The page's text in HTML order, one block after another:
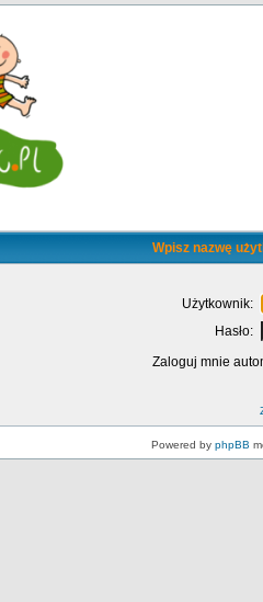
Wpisz nazwę
Użytkownik:
Hasło:
Zaloguj mnie
Powered by phpBB